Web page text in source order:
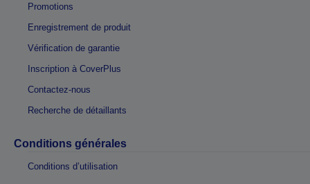
Promotions
Enregistrement de produit
Vérification de garantie
Inscription à CoverPlus
Contactez-nous
Recherche de détaillants
Conditions générales
Conditions d’utilisation